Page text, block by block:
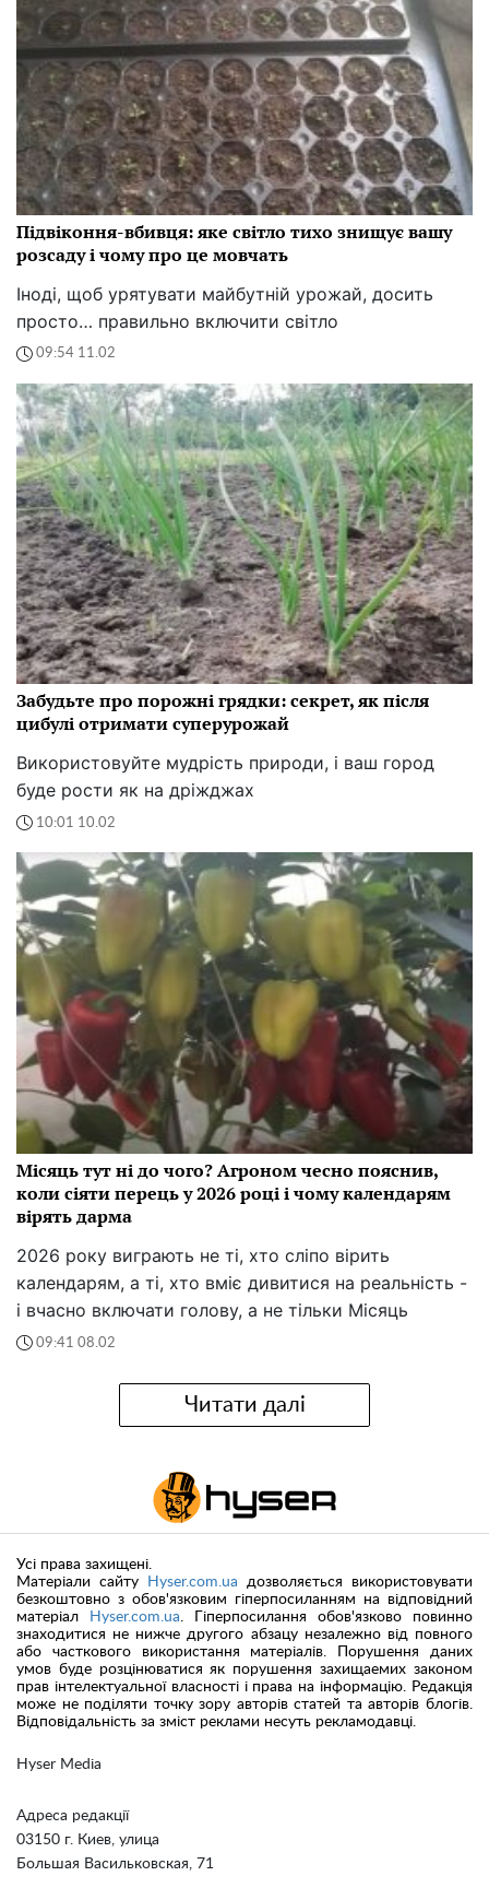
Підвіконня-вбивця: яке світло тихо знищує вашу
розсаду і чому про це мовчать
Іноді, щоб урятувати майбутній урожай, досить
просто… правильно включити світло
09:54 11.02
Забудьте про порожні грядки: секрет, як після
цибулі отримати суперурожай
Використовуйте мудрість природи, і ваш город
буде рости як на дріжджах
10:01 10.02
Місяць тут ні до чого? Агроном чесно пояснив,
коли сіяти перець у 2026 році і чому календарям
вірять дарма
2026 року виграють не ті, хто сліпо вірить
календарям, а ті, хто вміє дивитися на реальність -
і вчасно включати голову, а не тільки Місяць
09:41 08.02
Читати далі
Hyser Media
Адреса редакції
03150 г. Киев, улица
Большая Васильковская, 71
Усі права захищені.
Матеріали сайту
Hyser.com.ua дозволяється використовувати
безкоштовно з обов'язковим гіперпосиланням на відповідний
матеріал
Hyser.com.ua. Гіперпосилання обов'язково повинно
знаходитися не нижче другого абзацу незалежно від повного
або часткового використання матеріалів. Порушення даних
умов буде розцінюватися як порушення захищаемих законом
прав інтелектуальної власності і права на інформацію. Редакція
може не поділяти точку зору авторів статей та авторів блогів.
Відповідальність за зміст реклами несуть рекламодавці.